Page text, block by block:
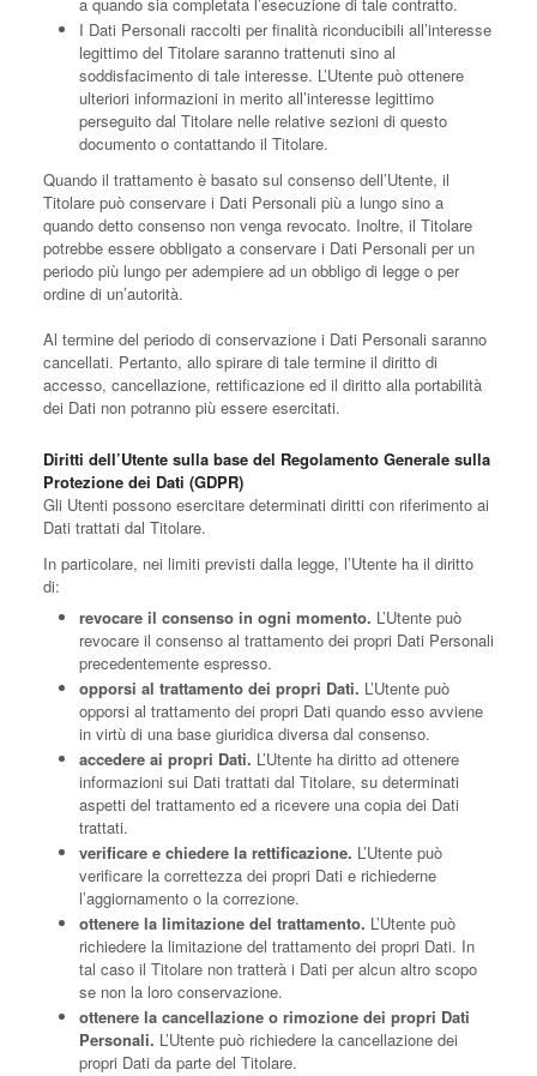
I Dati Personali raccolti per finalità riconducibili all’interesse
legittimo del Titolare saranno trattenuti sino al
soddisfacimento di tale interesse. L’Utente può ottenere
ulteriori informazioni in merito all’interesse legittimo
perseguito dal Titolare nelle relative sezioni di questo
documento o contattando il Titolare.
Quando il trattamento è basato sul consenso dell’Utente, il
Titolare può conservare i Dati Personali più a lungo sino a
quando detto consenso non venga revocato. Inoltre, il Titolare
potrebbe essere obbligato a conservare i Dati Personali per un
periodo più lungo per adempiere ad un obbligo di legge o per
ordine di un’autorità.
Al termine del periodo di conservazione i Dati Personali saranno
cancellati. Pertanto, allo spirare di tale termine il diritto di
accesso, cancellazione, rettificazione ed il diritto alla portabilità
dei Dati non potranno più essere esercitati.
Diritti dell’Utente sulla base del Regolamento Generale sulla
Protezione dei Dati (GDPR)
Gli Utenti possono esercitare determinati diritti con riferimento ai
Dati trattati dal Titolare.
In particolare, nei limiti previsti dalla legge, l’Utente ha il diritto
di:
revocare il consenso in ogni momento. L’Utente può
revocare il consenso al trattamento dei propri Dati Personali
precedentemente espresso.
opporsi al trattamento dei propri Dati. L’Utente può
opporsi al trattamento dei propri Dati quando esso avviene
in virtù di una base giuridica diversa dal consenso.
accedere ai propri Dati. L’Utente ha diritto ad ottenere
informazioni sui Dati trattati dal Titolare, su determinati
aspetti del trattamento ed a ricevere una copia dei Dati
trattati.
verificare e chiedere la rettificazione. L’Utente può
verificare la correttezza dei propri Dati e richiederne
l’aggiornamento o la correzione.
ottenere la limitazione del trattamento. L’Utente può
richiedere la limitazione del trattamento dei propri Dati. In
tal caso il Titolare non tratterà i Dati per alcun altro scopo
se non la loro conservazione.
ottenere la cancellazione o rimozione dei propri Dati
Personali. L’Utente può richiedere la cancellazione dei
propri Dati da parte del Titolare.